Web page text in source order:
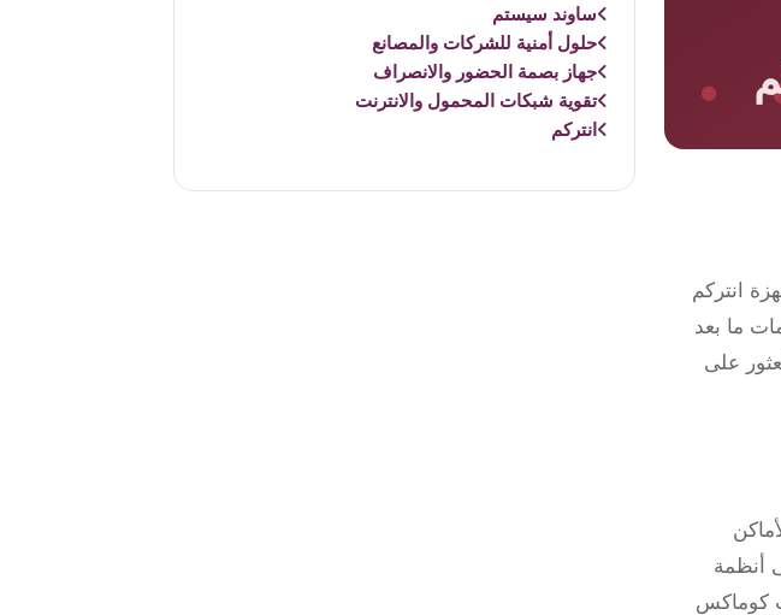
انتركم
ما بعد
على
أنظمة
كوماكس
ساوند سيستم
حلول أمنية للشركات والمصانع
جهاز بصمة الحضور والانصراف
تقوية شبكات المحمول والانترنت
انتركم